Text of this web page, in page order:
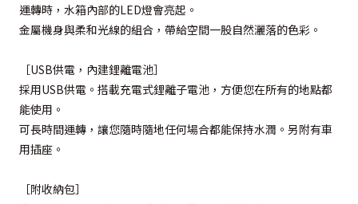
運轉時，水箱內部的LED燈會亮起。
金屬機身與柔和光線的組合，帶給空間一股自然灑落的色彩。
［USB供電，內建鋰離電池］
採用USB供電。搭載充電式鋰離子電池，方便您在所有的地點都
能使用。
可長時間運轉，讓您隨時隨地任何場合都能保持水潤。另附有車
用插座。
［附收納包］